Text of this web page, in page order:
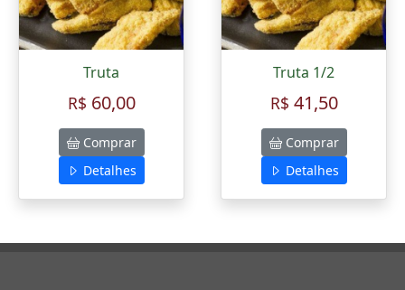
Truta
R$ 60,00
Comprar
Detalhes
Truta 1/2
R$ 41,50
Comprar
Detalhes